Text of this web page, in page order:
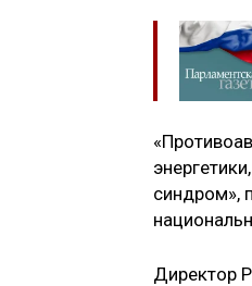
синдром»,
Директор